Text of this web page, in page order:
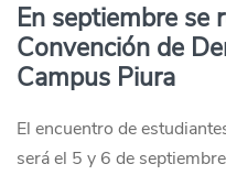
En septiembre se
Convención de
Campus Piura
El encuentro de
será el 5 y 6 de